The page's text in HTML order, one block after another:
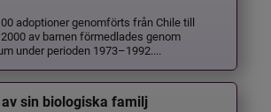
adoptioner genomförts från Chile till
av barnen förmedlades genom
under perioden 1973–1992....
sin biologiska familj